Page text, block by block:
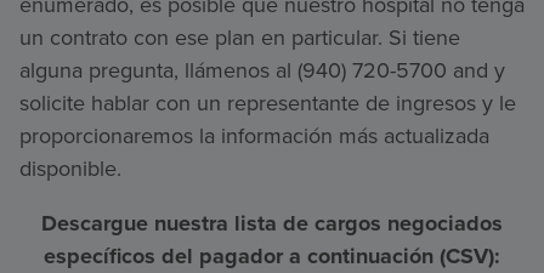
un contrato con ese plan en particular. Si tiene
alguna pregunta, llámenos al (940) 720-5700 and y
solicite hablar con un representante de ingresos y le
proporcionaremos la información más actualizada
disponible.
Descargue nuestra lista de cargos negociados
específicos del pagador a continuación (CSV):